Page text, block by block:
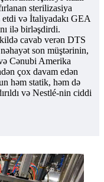
sterilizasiya
və İtaliyadakı GEA
ilə birləşdirdi.
cavab verən DTS
son müştərinin,
Cənubi Amerika
çox davam edən
həm statik, həm də
və Nestlé-nin ciddi